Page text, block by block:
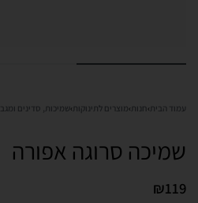
עמוד הבית › חנות ›מוצרים לתינוקות ›שמיכות, סדינים
שמיכה סרוגה אפורה
₪119